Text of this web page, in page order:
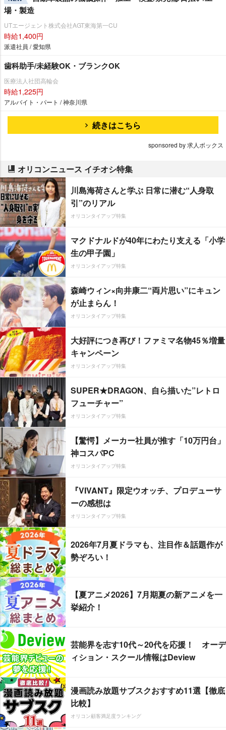
場・製造
UTエージェント株式会社AGT東海第一CU
時給1,400円
派遣社員 / 愛知県
歯科助手/未経験OK・ブランクOK
医療法人社団高輪会
時給1,225円
アルバイト・パート / 神奈川県
続きはこちら
sponsored by 求人ボックス
オリコンニュース イチオシ特集
川島海荷さんと学ぶ 日常に潜む“人身取
引”のリアル
オリコンタイアップ特集
マクドナルドが40年にわたり支える「小学
生の甲子園」
オリコンタイアップ特集
森崎ウィン×向井康二“両片思い”にキュン
が止まらん！
オリコンタイアップ特集
大好評につき再び！ファミマ名物45％増量
キャンペーン
オリコンタイアップ特集
SUPER★DRAGON、自ら描いた”レトロ
フューチャー”
オリコンタイアップ特集
【驚愕】メーカー社員が推す「10万円台」
神コスパPC
オリコンタイアップ特集
『VIVANT』限定ウオッチ、プロデューサ
ーの感想は
オリコンタイアップ特集
2026年7月夏ドラマも、注目作＆話題作が
勢ぞろい！
【夏アニメ2026】7月期夏の新アニメを一
挙紹介！
芸能界を志す10代～20代を応援！ オーデ
ィション・スクール情報はDeview
漫画読み放題サブスクおすすめ11選【徹底
比較】
オリコン顧客満足度ランキング